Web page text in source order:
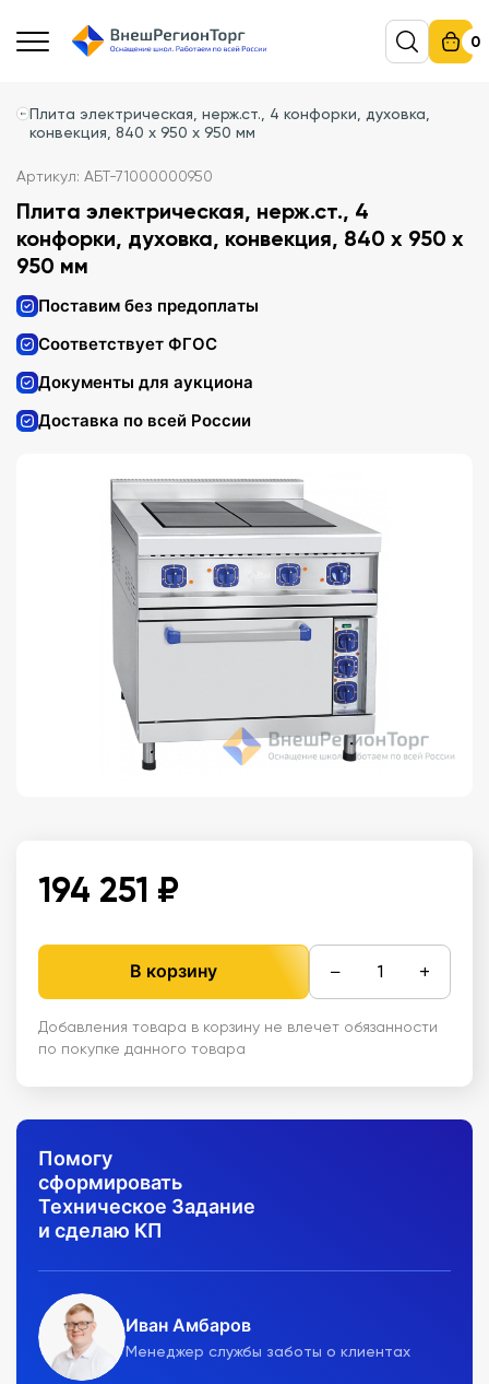
0
Плита электрическая, нерж.ст., 4 конфорки, духовка,
конвекция, 840 x 950 x 950 мм
Артикул: АБТ-71000000950
Плита электрическая, нерж.ст., 4
конфорки, духовка, конвекция, 840 x 950 x
950 мм
Поставим без предоплаты
Соответствует ФГОС
Документы для аукциона
Доставка по всей России
194 251 ₽
В корзину − +
Добавления товара в корзину не влечет обязанности
по покупке данного товара
Помогу
сформировать
Техническое Задание
и сделаю КП
Иван Амбаров
Менеджер службы заботы о клиентах